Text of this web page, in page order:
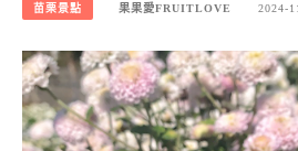
苗栗景點 果果愛FRUITLOVE 2024-